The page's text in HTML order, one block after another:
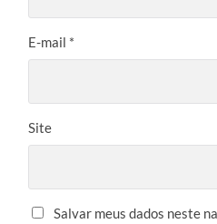
E-mail *
Site
Salvar meus dados neste